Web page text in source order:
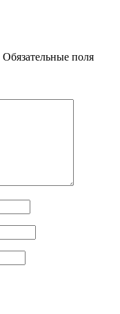
Обязательные поля